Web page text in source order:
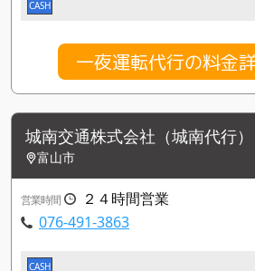
CASH
一夜運転代行の料金
城南交通株式会社（城南代行）
富山市
営業時間
２４時間営業
076-491-3863
CASH